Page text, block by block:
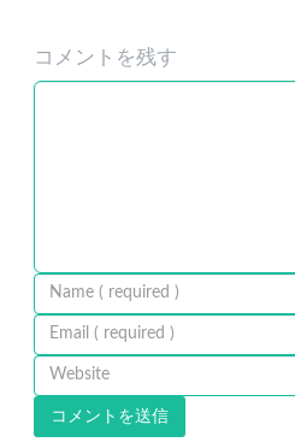
コメントを残す